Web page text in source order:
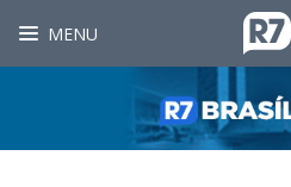
MENU